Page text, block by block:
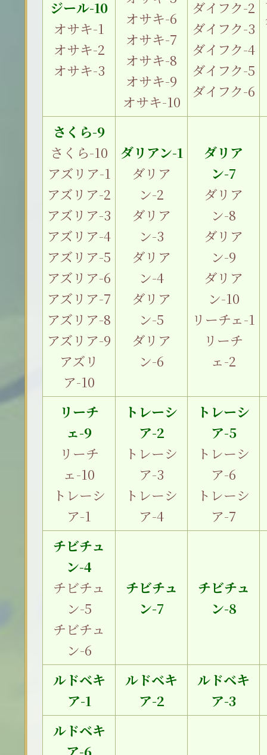
ジール-10
オサキ-1
オサキ-2
オサキ-3
オサキ-6
オサキ-7
オサキ-8
オサキ-9
オサキ-10
ダイフク-2
ダイフク-3
ダイフク-4
ダイフク-5
ダイフク-6
さくら-9
さくら-10
アズリア-1
アズリア-2
アズリア-3
アズリア-4
アズリア-5
アズリア-6
アズリア-7
アズリア-8
アズリア-9
アズリ
ア-10
ダリアン-1
ダリア
ン-2
ダリア
ン-3
ダリア
ン-4
ダリア
ン-5
ダリア
ン-6
ダリア
ン-7
ダリア
ン-8
ダリア
ン-9
ダリア
ン-10
リーチェ-1
リーチ
ェ-2
リーチ
ェ-9
リーチ
ェ-10
トレーシ
ア-1
トレーシ
ア-2
トレーシ
ア-3
トレーシ
ア-4
トレーシ
ア-5
トレーシ
ア-6
トレーシ
ア-7
チビチュ
ン-4
チビチュ
ン-5
チビチュ
ン-6
チビチュ
ン-7
チビチュ
ン-8
ルドベキ
ア-1
ルドベキ
ア-2
ルドベキ
ア-3
ルドベキ